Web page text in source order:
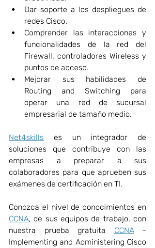
Dar soporte a los despliegues de
redes Cisco.
Comprender las interacciones y
funcionalidades de la red del
Firewall, controladores Wireless y
puntos de acceso.
Mejorar sus habilidades de
Routing and Switching para
operar una red de sucursal
empresarial de tamaño medio.
Net4skills es un integrador de
soluciones que contribuye con las
empresas a preparar a sus
colaboradores para que aprueben sus
exámenes de certificación en TI.
CCNA, de sus equipos de trabajo, con
nuestra prueba gratuita CCNA -
Implementing and Administering Cisco